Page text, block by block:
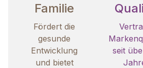
Familie
Fördert die
gesunde
Entwicklung
und bietet
seit